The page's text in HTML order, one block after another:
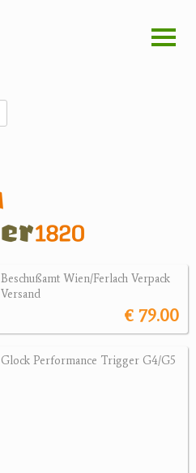
Beschußamt Wien/Ferlach Verpack
Versand
€ 79.00
Glock Performance Trigger G4/G5